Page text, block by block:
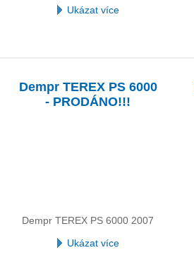
Ukázat více
Dempr TEREX PS 6000
- PRODÁNO!!!
Dempr TEREX PS 6000 2007
Ukázat více